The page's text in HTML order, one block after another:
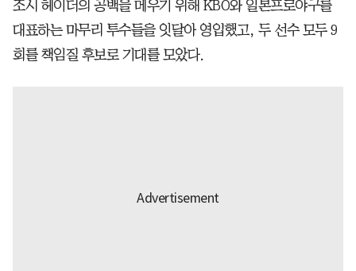
조시 헤이더의 공백을 메우기 위해 KBO와 일본프로야구를
대표하는 마무리 투수들을 잇달아 영입했고, 두 선수 모두 9
회를 책임질 후보로 기대를 모았다.